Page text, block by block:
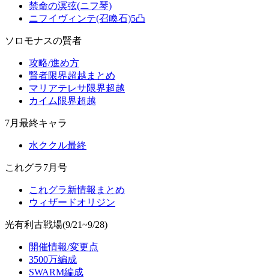
禁命の溟弦(ニフ琴)
ニフイヴィンテ(召喚石)5凸
ソロモナスの賢者
攻略/進め方
賢者限界超越まとめ
マリアテレサ限界超越
カイム限界超越
7月最終キャラ
水ククル最終
これグラ7月号
これグラ新情報まとめ
ウィザードオリジン
光有利古戦場(9/21~9/28)
開催情報/変更点
3500万編成
SWARM編成